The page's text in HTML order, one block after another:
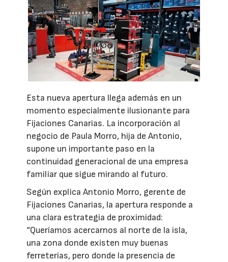
Esta nueva apertura llega además en un
momento especialmente ilusionante para
Fijaciones Canarias. La incorporación al
negocio de Paula Morro, hija de Antonio,
supone un importante paso en la
continuidad generacional de una empresa
familiar que sigue mirando al futuro.
Según explica Antonio Morro, gerente de
Fijaciones Canarias, la apertura responde a
una clara estrategia de proximidad:
“Queríamos acercarnos al norte de la isla,
una zona donde existen muy buenas
ferreterías, pero donde la presencia de